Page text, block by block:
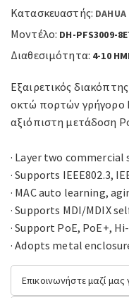
Κατασκευαστής: DAHUA
Μοντέλο: DH-PFS3009-
Διαθεσιμότητα: 4-10
Εξαιρετικός
οκτώ πορτών γρήγορο
αξιόπιστη μετάδοση
· Layer two commercial
· Supports IEEE802.3,
· MAC auto learning,
· Supports MDI/MDIX
· Support PoE, PoE+,
· Adopts metal
Επικοινωνήστε μαζί